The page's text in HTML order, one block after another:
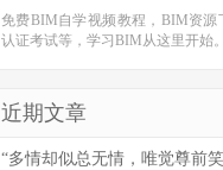
免费BIM自学视频教程，BIM资
认证考试等，学习BIM从这里开始。
近期文章
“多情却似总无情，唯觉尊前